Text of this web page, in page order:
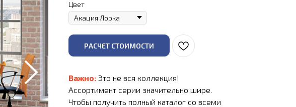
Цвет
РАСЧЕТ СТОИМОСТИ
Важно: Это не вся коллекция!
Ассортимент серии значительно шире.
Чтобы получить полный каталог со всеми